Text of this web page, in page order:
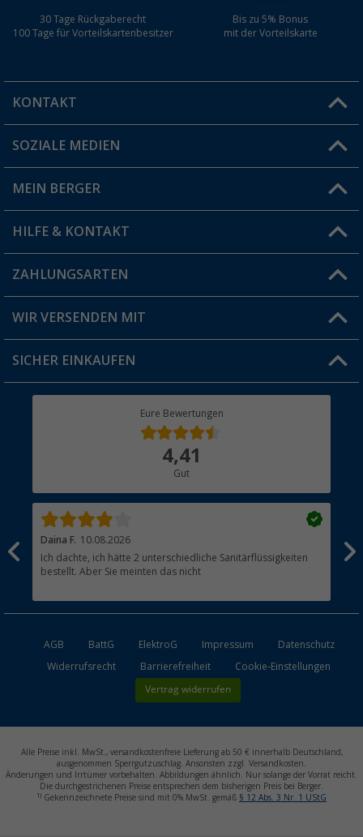
30 Tage Rückgaberecht
100 Tage für Vorteilskartenbesitzer
Bis zu 5% Bonus
mit der Vorteilskarte
KONTAKT
Du hast eine Frage?
Filiale finden
SOZIALE MEDIEN
MEIN BERGER
Vorteilskarte
Blog
Jobs & Karriere
HILFE & KONTAKT
FAQ & Kontakt
Versandinformationen
Rücksendung
ZAHLUNGSARTEN
WIR VERSENDEN MIT
SICHER EINKAUFEN
Eure Bewertungen
4,41
Gut
Daina F. 10.08.2026
Ich dachte, ich hätte 2 unterschiedliche Sanitärflüssigkeiten
bestellt. Aber Sie meinten das nicht
AGB BattG ElektroG Impressum
Datenschutz
Widerrufsrecht
Barrierefreiheit Cookie-Einstellungen
Vertrag widerrufen
Alle Preise inkl. MwSt., versandkostenfreie Lieferung ab 50 € innerhalb Deutschland,
ausgenommen Sperrgutzuschlag. Ansonsten zzgl. Versandkosten.
Änderungen und Irrtümer vorbehalten. Abbildungen ähnlich. Nur solange der Vorrat reicht.
Die durchgestrichenen Preise entsprechen dem bisherigen Preis bei Berger.
1) Gekennzeichnete Preise sind mit 0% MwSt. gemäß § 12 Abs. 3 Nr. 1 UStG